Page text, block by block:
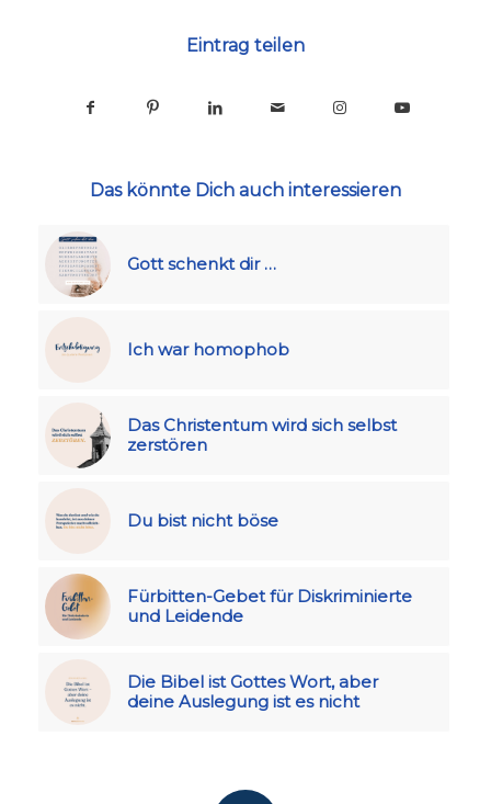
Eintrag teilen
Das könnte Dich auch interessieren
Gott schenkt dir …
Ich war homophob
Das Christentum wird sich selbst
zerstören
Du bist nicht böse
Fürbitten-Gebet für Diskriminierte
und Leidende
Die Bibel ist Gottes Wort, aber
deine Auslegung ist es nicht